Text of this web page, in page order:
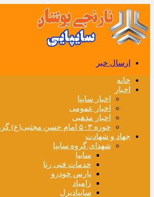
ارسال خبر
خانه
اخبار
اخبار سایپا
اخبار عمومی
اخبار مذهبی
حوزه ۵۰۳ امام حسن مجتبی(ع) گروه سایپا
جهاد و شهادت
شهدای گروه سایپا
سایپا
خدمات فنی رنا
پارس خودرو
زامیاد
سایپادیزل